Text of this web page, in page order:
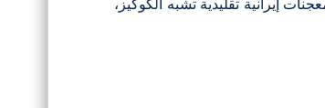
إيرانية تقليدية تشبه الكوكيز،